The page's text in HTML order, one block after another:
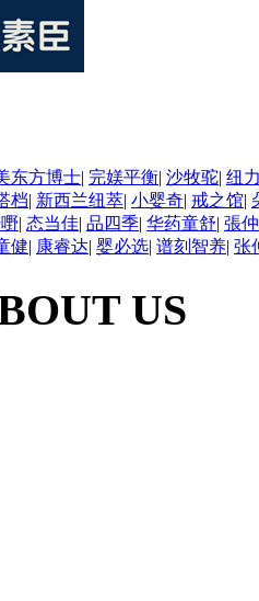
东方博士| 完媄平衡| 沙牧驼| 纽
档| 新西兰纽萃| 小婴奇| 戒之馆|
| 态当佳| 品四季| 华药童舒| 張
健| 康睿达| 婴必选| 谱刻智养| 张
US